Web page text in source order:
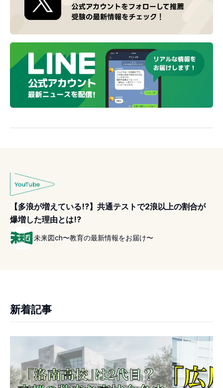
【多浪が増えている!?】共通テストで2浪以上の割合が
爆増した理由とは!?
未来図ch〜教育の最新情報をお届け〜
新着記事